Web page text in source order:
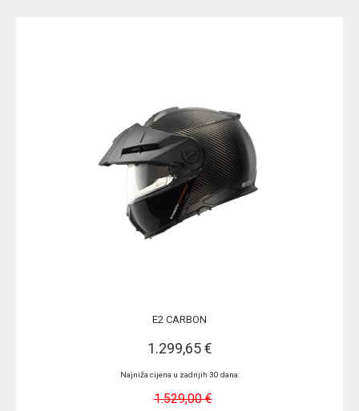
E2 CARBON
1.299,65 €
Najniža cijena u zadnjih 30 dana:
1.529,00 €